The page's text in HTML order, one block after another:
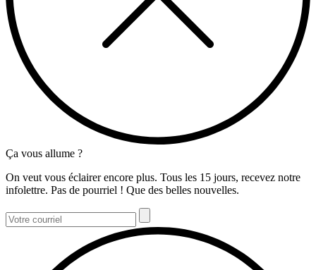
Ça vous allume ?
On veut vous éclairer encore plus. Tous les 15 jours, recevez notre
infolettre. Pas de pourriel ! Que des belles nouvelles.